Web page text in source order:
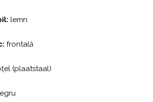
lemn
frontală
(plaatstaal)